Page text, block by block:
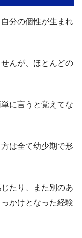
分の個性が生まれ
んが、ほとんどの
に言うと覚えてな
は全て幼少期で形
たり、また別のあ
かけとなった経験